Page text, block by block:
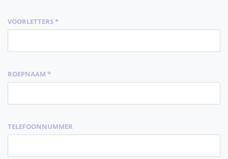
VOORLETTERS *
ROEPNAAM *
TELEFOONNUMMER